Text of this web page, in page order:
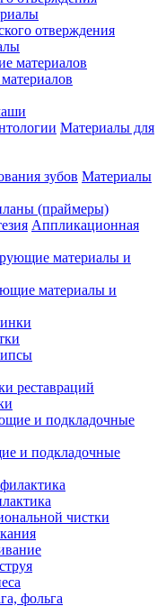
отверждения
Материалы для
Материалы
(праймеры)
Аппликационная
материалы и
реставраций
и подкладочные
чистки